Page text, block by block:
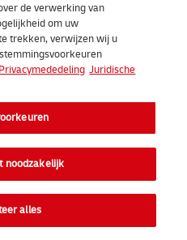
de verwerking van
om uw
trekken, verwijzen wij u
Privacymededeling Juridische
noodzakelijk
alles